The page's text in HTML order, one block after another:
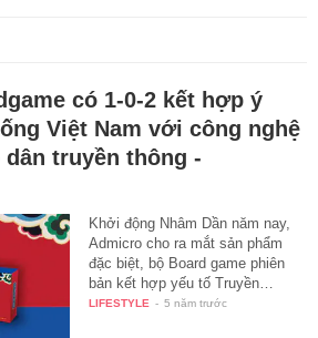
có 1-0-2 kết hợp ý
Việt Nam với công nghệ
truyền thông -
Khởi động Nhâm Dần năm nay,
Admicro cho ra mắt sản phẩm
đặc biệt, bộ Board game phiên
bản kết hợp yếu tố Truyền…
LIFESTYLE - 5 năm trước